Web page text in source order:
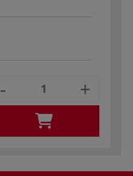
- +